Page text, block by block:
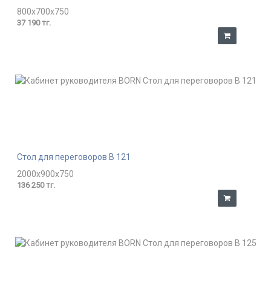
800x700x750
37 190 тг.
Стол для переговоров В 121
2000x900x750
136 250 тг.